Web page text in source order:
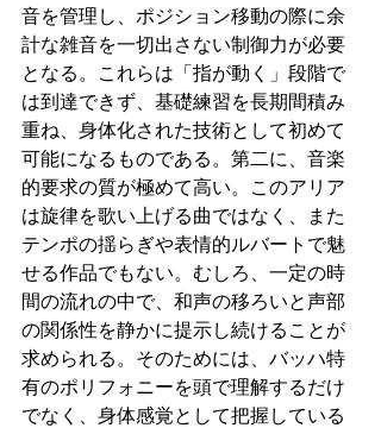
音を管理し、ポジション移動の際に余
計な雑音を一切出さない制御力が必要
となる。これらは「指が動く」段階で
は到達できず、基礎練習を長期間積み
重ね、身体化された技術として初めて
可能になるものである。第二に、音楽
的要求の質が極めて高い。このアリア
は旋律を歌い上げる曲ではなく、また
テンポの揺らぎや表情的ルバートで魅
せる作品でもない。むしろ、一定の時
間の流れの中で、和声の移ろいと声部
の関係性を静かに提示し続けることが
求められる。そのためには、バッハ特
有のポリフォニーを頭で理解するだけ
でなく、身体感覚として把握している